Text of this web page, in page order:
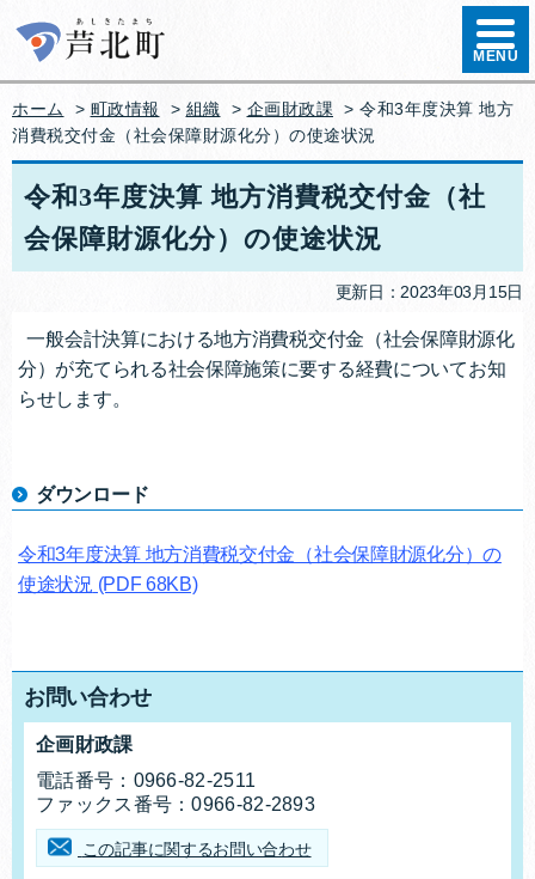
ハンバ
MENU
ホーム > 町政情報 > 組織 > 企画財政課 > 令和3年度決算 地方
消費税交付金（社会保障財源化分）の使途状況
令和3年度決算 地方消費税交付金（社
会保障財源化分）の使途状況
更新日：2023年03月15日
一般会計決算における地方消費税交付金（社会保障財源化
分）が充てられる社会保障施策に要する経費についてお知
らせします。
ダウンロード
令和3年度決算 地方消費税交付金（社会保障財源化分）の
使途状況 (PDF 68KB)
お問い合わせ
お問合せ先
企画財政課
電話番号： 0966-82-2511
ファックス番号：0966-82-2893
この記事に関するお問い合わせ